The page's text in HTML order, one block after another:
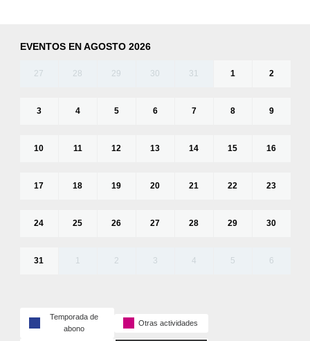
EVENTOS EN AGOSTO 2026
27 28 29 30 31 1 2
3 4 5 6 7 8 9
10 11 12 13 14 15 16
17 18 19 20 21 22 23
24 25 26 27 28 29 30
31 1 2 3 4 5 6
Temporada de
abono
Otras actividades